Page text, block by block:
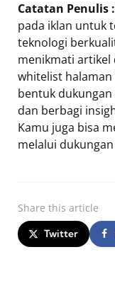
Catatan Penulis :
pada iklan untuk
teknologi
menikmati artikel
whitelist halaman
bentuk
dan berbagi
Kamu juga bisa
melalui
Share this article
Twitter